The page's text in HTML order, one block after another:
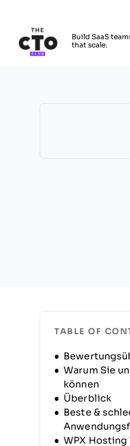
Build SaaS
that scale.
TABLE OF
Warum Sie
können
Überblick
Beste &
WPX